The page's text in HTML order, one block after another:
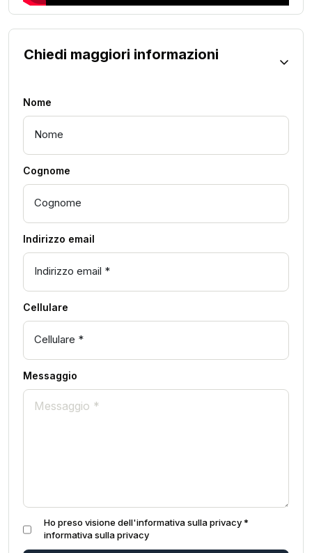
Chiedi maggiori informazioni
Nome
Cognome
Indirizzo email
Cellulare
Messaggio
Ho preso visione dell'informativa sulla privacy *
informativa sulla privacy